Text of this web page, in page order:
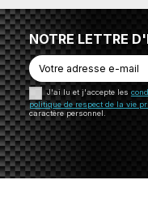
NOTRE LETTRE
J'ai lu et j'accepte les
politique de respect de la vie
caractère personnel.